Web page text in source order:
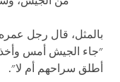
"جاء الجيش أمس
أطلق سراحهم أم لا".